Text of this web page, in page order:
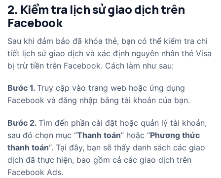
2. Kiểm tra lịch sử giao dịch trên
Facebook
Sau khi đảm bảo đã khóa thẻ, bạn có thể kiểm tra chi
tiết lịch sử giao dịch và xác định nguyên nhân thẻ Visa
bị trừ tiền trên Facebook. Cách làm như sau:
Bước 1. Truy cập vào trang web hoặc ứng dụng
Facebook và đăng nhập bằng tài khoản của bạn.
Bước 2. Tìm đến phần cài đặt hoặc quản lý tài khoản,
sau đó chọn mục “Thanh toán” hoặc “Phương thức
thanh toán“. Tại đây, bạn sẽ thấy danh sách các giao
dịch đã thực hiện, bao gồm cả các giao dịch trên
Facebook Ads.